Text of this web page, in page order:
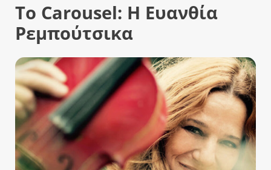
Το Carousel: Η Ευανθία
Ρεμπούτσικα